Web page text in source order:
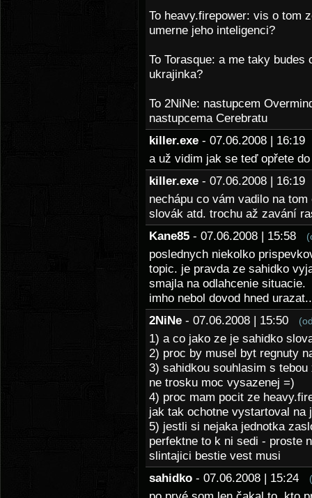
To heavy.firepower: vis o tom
umerne jeho inteligenci?
To Torasque: a me taky
ukrajinka?
To 2NiNe: nastupcem
nastupcema Cerebratu
killer.exe - 07.06.2008 |
a už vidim jak se teď opřete
killer.exe - 07.06.2008 |
nechápu co vám vadilo na
slovák atd. trochu až zavání
Kane85 - 07.06.2008 | 15:58
poslednych niekolko
topic. je pravda ze sahidko
smajla na odlahcenie situacie.
imho nebol dovod hned
2NiNe - 07.06.2008 | 15:50
1) a co jako ze je sahidko
2) proc by musel byt regnuty
3) sahidkou souhlasim s
ne trosku moc vysazenej =)
4) proc mam pocit ze
jak tak ochotne vystartoval na
5) jestli si nejaka jednotka
perfektne to k ni sedi - proste
slintajici bestie vest musi
sahidko - 07.06.2008 | 15:24